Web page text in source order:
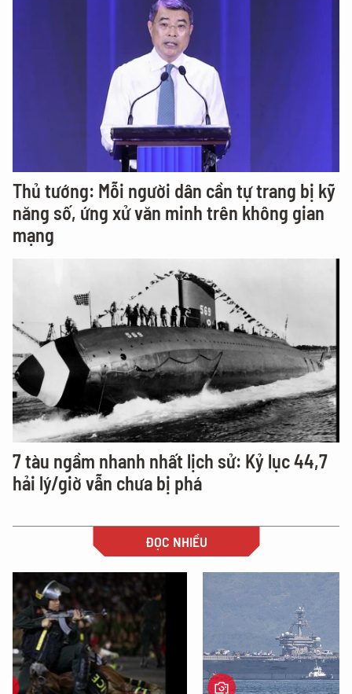
Thủ tướng: Mỗi người dân cần tự trang bị kỹ
năng số, ứng xử văn minh trên không gian
mạng
7 tàu ngầm nhanh nhất lịch sử: Kỷ lục 44,7
hải lý/giờ vẫn chưa bị phá
ĐỌC NHIỀU